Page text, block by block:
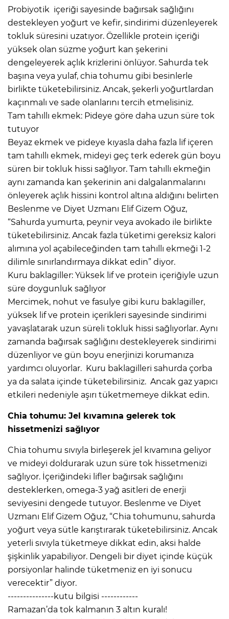
Probiyotik içeriği sayesinde bağırsak sağlığını
destekleyen yoğurt ve kefir, sindirimi düzenleyerek
tokluk süresini uzatıyor. Özellikle protein içeriği
yüksek olan süzme yoğurt kan şekerini
dengeleyerek açlık krizlerini önlüyor. Sahurda tek
başına veya yulaf, chia tohumu gibi besinlerle
birlikte tüketebilirsiniz. Ancak, şekerli yoğurtlardan
kaçınmalı ve sade olanlarını tercih etmelisiniz.
Tam tahıllı ekmek: Pideye göre daha uzun süre tok
tutuyor
Beyaz ekmek ve pideye kıyasla daha fazla lif içeren
tam tahıllı ekmek, mideyi geç terk ederek gün boyu
süren bir tokluk hissi sağlıyor. Tam tahıllı ekmeğin
aynı zamanda kan şekerinin ani dalgalanmalarını
önleyerek açlık hissini kontrol altına aldığını belirten
Beslenme ve Diyet Uzmanı Elif Gizem Oğuz,
“Sahurda yumurta, peynir veya avokado ile birlikte
tüketebilirsiniz. Ancak fazla tüketimi gereksiz kalori
alımına yol açabileceğinden tam tahıllı ekmeği 1-2
dilimle sınırlandırmaya dikkat edin” diyor.
Kuru baklagiller: Yüksek lif ve protein içeriğiyle uzun
süre doygunluk sağlıyor
Mercimek, nohut ve fasulye gibi kuru baklagiller,
yüksek lif ve protein içerikleri sayesinde sindirimi
yavaşlatarak uzun süreli tokluk hissi sağlıyorlar. Aynı
zamanda bağırsak sağlığını destekleyerek sindirimi
düzenliyor ve gün boyu enerjinizi korumanıza
yardımcı oluyorlar. Kuru baklagilleri sahurda çorba
ya da salata içinde tüketebilirsiniz. Ancak gaz yapıcı
etkileri nedeniyle aşırı tüketmemeye dikkat edin.
Chia tohumu: Jel kıvamına gelerek tok
hissetmenizi sağlıyor
Chia tohumu sıvıyla birleşerek jel kıvamına geliyor
ve mideyi doldurarak uzun süre tok hissetmenizi
sağlıyor. İçeriğindeki lifler bağırsak sağlığını
desteklerken, omega-3 yağ asitleri de enerji
seviyesini dengede tutuyor. Beslenme ve Diyet
Uzmanı Elif Gizem Oğuz, “Chia tohumunu, sahurda
yoğurt veya sütle karıştırarak tüketebilirsiniz. Ancak
yeterli sıvıyla tüketmeye dikkat edin, aksi halde
şişkinlik yapabiliyor. Dengeli bir diyet içinde küçük
porsiyonlar halinde tüketmeniz en iyi sonucu
verecektir” diyor.
---------------kutu bilgisi ------------
Ramazan’da tok kalmanın 3 altın kuralı!